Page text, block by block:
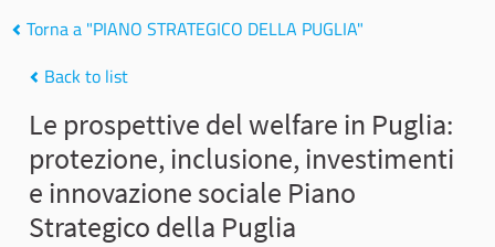
Torna a "PIANO STRATEGICO DELLA PUGLIA"
Back to list
Le prospettive del welfare in Puglia:
protezione, inclusione, investimenti
e innovazione sociale Piano
Strategico della Puglia